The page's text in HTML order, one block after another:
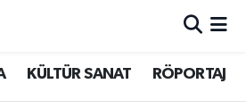
KÜLTÜR SANAT RÖPORTAJ
Eczaneler